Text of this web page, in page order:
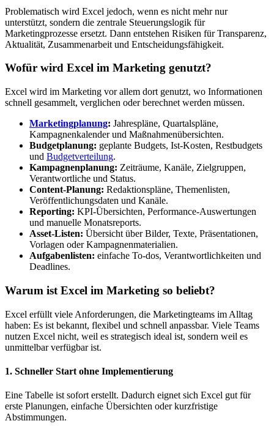
Problematisch wird Excel jedoch, wenn es nicht mehr nur
unterstützt, sondern die zentrale Steuerungslogik für
Marketingprozesse ersetzt. Dann entstehen Risiken für Transparenz,
Aktualität, Zusammenarbeit und Entscheidungsfähigkeit.
Wofür wird Excel im Marketing genutzt?
Excel wird im Marketing vor allem dort genutzt, wo Informationen
schnell gesammelt, verglichen oder berechnet werden müssen.
Marketingplanung: Jahrespläne, Quartalspläne,
Kampagnenkalender und Maßnahmenübersichten.
Budgetplanung: geplante Budgets, Ist-Kosten, Restbudgets
und Budgetverteilung.
Kampagnenplanung: Zeiträume, Kanäle, Zielgruppen,
Verantwortliche und Status.
Content-Planung: Redaktionspläne, Themenlisten,
Veröffentlichungsdaten und Kanäle.
Reporting: KPI-Übersichten, Performance-Auswertungen
und manuelle Monatsreports.
Asset-Listen: Übersicht über Bilder, Texte, Präsentationen,
Vorlagen oder Kampagnenmaterialien.
Aufgabenlisten: einfache To-dos, Verantwortlichkeiten und
Deadlines.
Warum ist Excel im Marketing so beliebt?
Excel erfüllt viele Anforderungen, die Marketingteams im Alltag
haben: Es ist bekannt, flexibel und schnell anpassbar. Viele Teams
nutzen Excel nicht, weil es strategisch ideal ist, sondern weil es
unmittelbar verfügbar ist.
1. Schneller Start ohne Implementierung
Eine Tabelle ist sofort erstellt. Dadurch eignet sich Excel gut für
erste Planungen, einfache Übersichten oder kurzfristige
Abstimmungen.